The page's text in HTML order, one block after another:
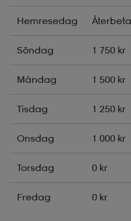
Hemresedag
Söndag 1 750 kr
Måndag 1 500 kr
Tisdag 1 250 kr
Onsdag 1 000 kr
Torsdag 0 kr
Fredag 0 kr